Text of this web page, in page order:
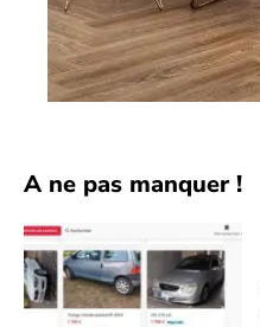
A ne pas manquer !